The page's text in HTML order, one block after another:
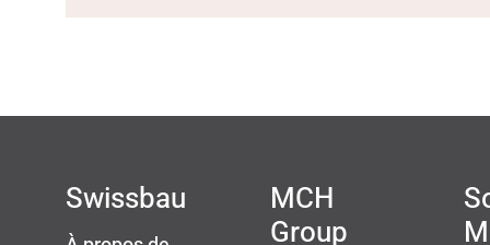
Swissbau
MCH
Group